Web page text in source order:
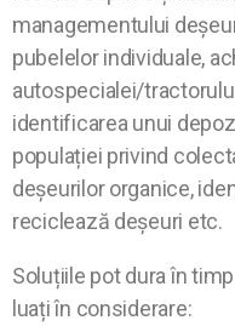
managementului
pubelelor individuale,
autospecialei/
identificarea unui
populației privind
deșeurilor organice,
reciclează deșeuri etc.
Soluțiile pot dura în
luați în considerare: